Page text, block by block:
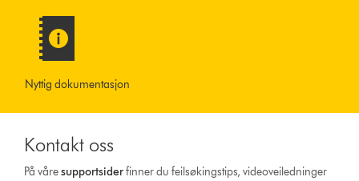
Nyttig dokumentasjon
Kontakt oss
På våresupportsiderfinner du feilsøkingstips, videoveiledninger